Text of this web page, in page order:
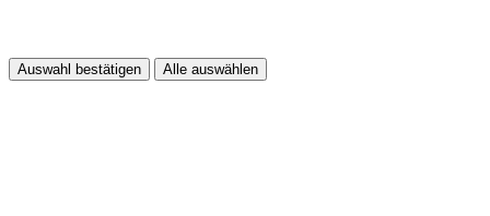
Auswahl bestätigen Alle auswählen